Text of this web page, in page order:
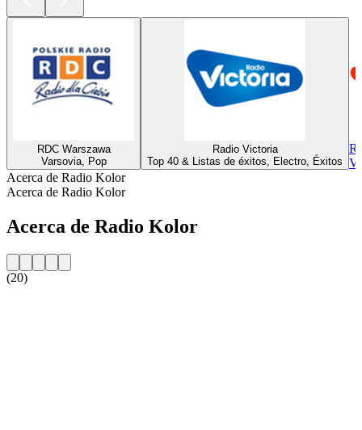
RDC Warszawa
Varsovia, Pop
Radio Victoria
Top 40 & Listas de éxitos, Electro, Éxitos
Acerca de Radio Kolor
Acerca de Radio Kolor
Acerca de Radio Kolor
(20)